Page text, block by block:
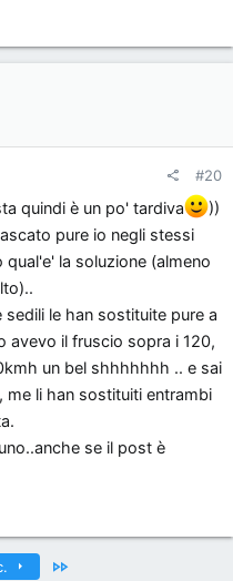
#20
quindi è un po' tardiva
))
pure io negli stessi
la soluzione (almeno
le han sostituite pure a
avevo il fruscio sopra i 120,
un bel shhhhhhh .. e sai
li han sostituiti entrambi
se il post è